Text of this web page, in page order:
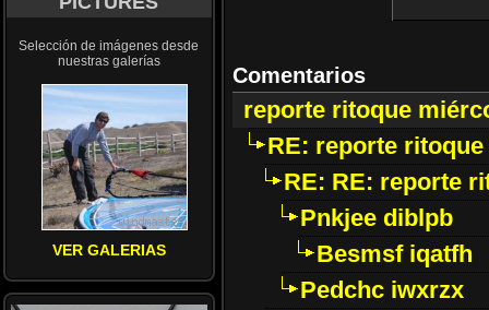
Selección de imágenes desde
nuestras galerías
VER GALERIAS
Comentarios
reporte ritoque
RE: reporte
RE: RE: reporte
Pnkjee diblpb
Besmsf iqatfh
Pedchc iwxrzx